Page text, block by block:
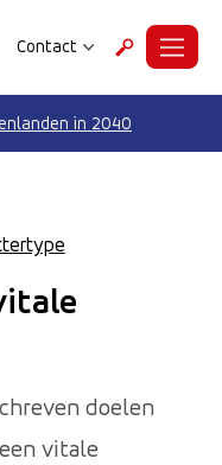
Contact ZoekenMenu
in 2040
doelen
vitale